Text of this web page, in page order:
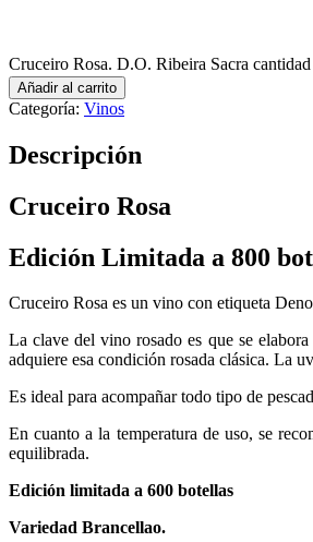
Cruceiro Rosa. D.O. Ribeira Sacra cantidad
Añadir al carrito
Categoría: Vinos
Descripción
Cruceiro Rosa
Edición Limitada a 800
Cruceiro Rosa es un vino con etiqueta
La clave del vino rosado es que se
adquiere esa condición rosada clásica. La
Es ideal para acompañar todo tipo de
En cuanto a la temperatura de uso, se
equilibrada.
Edición limitada a 600 botellas
Variedad Brancellao.